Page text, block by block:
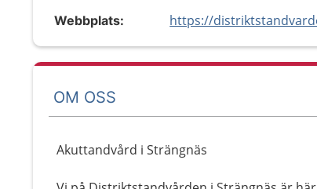
Webbplats:
OM OSS
Akuttandvård i Strängnäs